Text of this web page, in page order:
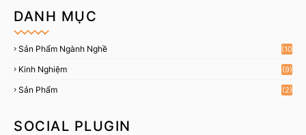
DANH MỤC
Sản Phẩm Ngành Nghề
(10
Kinh Nghiệm (9)
Sản Phẩm (2)
SOCIAL PLUGIN